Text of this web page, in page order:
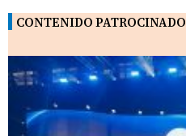
CONTENIDO PATROCINADO